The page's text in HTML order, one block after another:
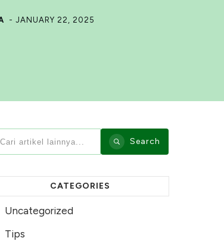
-JANUARY 22, 2025
Search
CATEGORIES
Uncategorized
Tips